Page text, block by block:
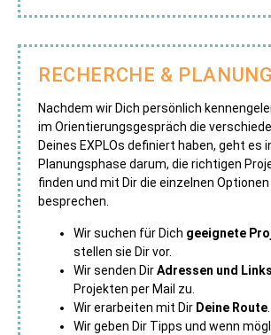
RECHERCHE &
Nachdem wir Dich persönlich
im Orientierungsgespräch die
Deines EXPLOs definiert haben, geht es
Planungsphase darum, die richtigen
finden und mit Dir die einzelnen Optionen
besprechen.
Wir suchen für Dich geeignete
stellen sie Dir vor.
Wir senden DirAdressen und Links
Projekten per Mail zu.
Wir erarbeiten mit Dir Deine Route.
Wir geben Dir Tipps und wenn